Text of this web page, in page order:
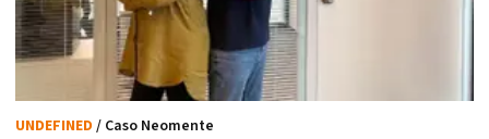
UNDEFINED / Caso Neomente